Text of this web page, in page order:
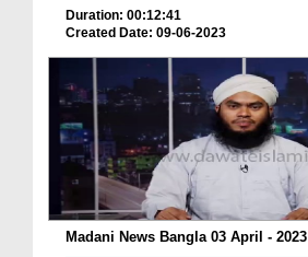
Duration: 00:12:41
Created Date: 09-06-2023
Madani News Bangla 03 April - 2023